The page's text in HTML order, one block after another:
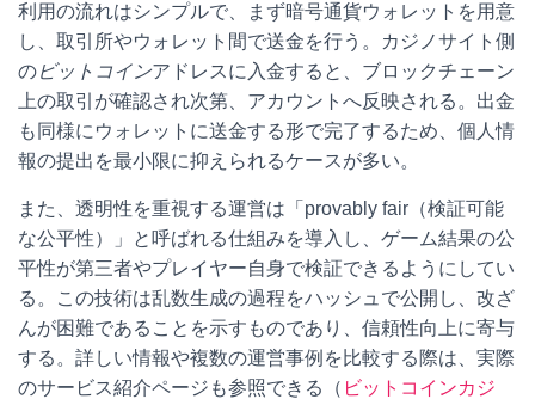
利用の流れはシンプルで、まず暗号通貨ウォレットを用意
し、取引所やウォレット間で送金を行う。カジノサイト側
のビットコインアドレスに入金すると、ブロックチェーン
上の取引が確認され次第、アカウントへ反映される。出金
も同様にウォレットに送金する形で完了するため、個人情
報の提出を最小限に抑えられるケースが多い。
また、透明性を重視する運営は「provably fair（検証可能
な公平性）」と呼ばれる仕組みを導入し、ゲーム結果の公
平性が第三者やプレイヤー自身で検証できるようにしてい
る。この技術は乱数生成の過程をハッシュで公開し、改ざ
んが困難であることを示すものであり、信頼性向上に寄与
する。詳しい情報や複数の運営事例を比較する際は、実際
のサービス紹介ページも参照できる（ ビットコインカジ